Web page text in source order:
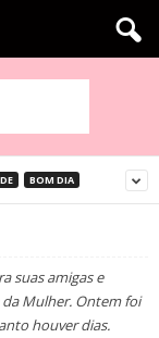
BOM DIA
suas amigas e
da Mulher. Ontem foi
houver dias.